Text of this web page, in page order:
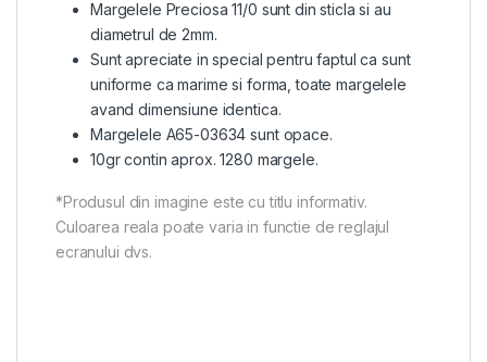
Margelele Preciosa 11/0 sunt din sticla si au
diametrul de 2mm.
Sunt apreciate in special pentru faptul ca sunt
uniforme ca marime si forma, toate margelele
avand dimensiune identica.
Margelele A65-03634 sunt opace.
10gr contin aprox. 1280 margele.
*Produsul din imagine este cu titlu informativ.
Culoarea reala poate varia in functie de reglajul
ecranului dvs.